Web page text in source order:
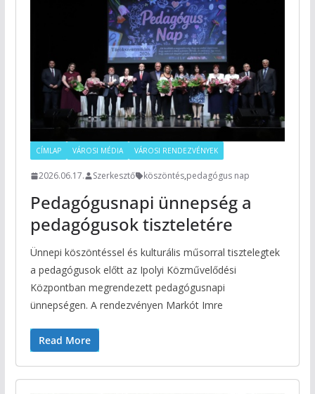
CÍMLAP VÁROSI MÉDIA VÁROSI RENDEZVÉNYEK
2026.06.17. Szerkesztő köszöntés,pedagógus nap
Pedagógusnapi ünnepség a
pedagógusok tiszteletére
Ünnepi köszöntéssel és kulturális műsorral tisztelegtek
a pedagógusok előtt az Ipolyi Közművelődési
Központban megrendezett pedagógusnapi
ünnepségen. A rendezvényen Markót Imre
Read More